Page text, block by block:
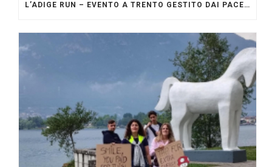
L’ADIGE RUN – EVENTO A TRENTO GESTITO DAI PACERS GLI ORIGINALI